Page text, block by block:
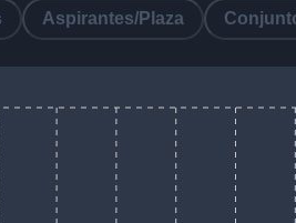
Aspirantes/Plaza